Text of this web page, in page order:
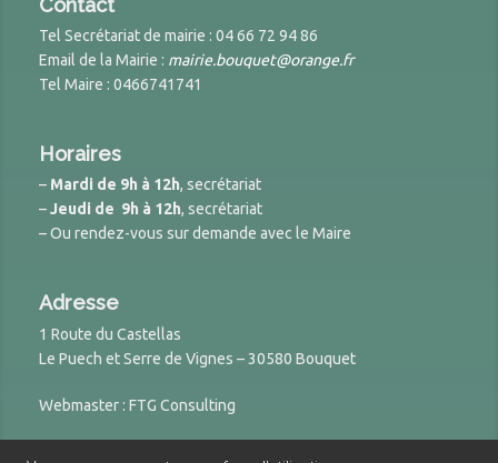
Tel Secrétariat de mairie : 04 66 72 94 86
Email de la Mairie : mairie.bouquet@orange.fr
Tel Maire : 0466741741
Horaires
– Mardi de 9h à 12h, secrétariat
–Jeudi de 9h à 12h, secrétariat
– Ou rendez-vous sur demande avec le Maire
Adresse
1 Route du Castellas
Le Puech et Serre de Vignes – 30580 Bouquet
Webmaster : FTG Consulting